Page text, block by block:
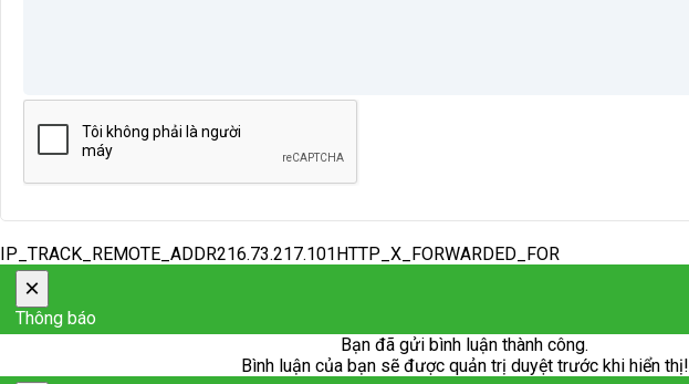
IP_TRACK_REMOTE_ADDR216.73.217.101HTTP_X_FORWARDED_FOR
×
Thông báo
Bạn đã gửi bình luận thành công.
Bình luận của bạn sẽ được quản trị duyệt trước khi hiển thị!